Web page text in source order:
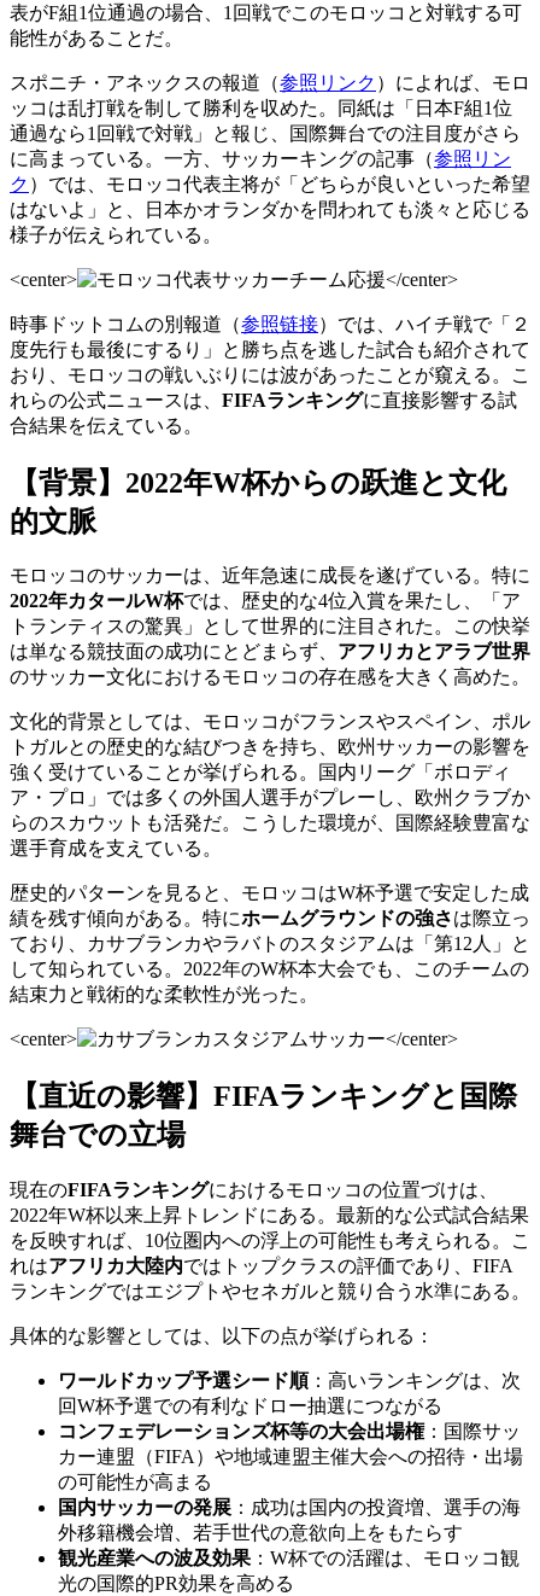
表がF組1位通過の場合、1回戦でこのモロッコと対戦する可
能性があることだ。
スポニチ・アネックスの報道（参照リンク ）によれば、モロ
ッコは乱打戦を制して勝利を収めた。同紙は「日本F組1位
通過なら1回戦で対戦」と報じ、国際舞台での注目度がさら
に高まっている。一方、サッカーキングの記事（参照リン
ク ）では、モロッコ代表主将が「どちらが良いといった希望
はないよ」と、日本かオランダかを問われても淡々と応じる
様子が伝えられている。
<center> </center>
時事ドットコムの別報道（参照链接）では、ハイチ戦で「２
度先行も最後にするり」と勝ち点を逃した試合も紹介されて
おり、モロッコの戦いぶりには波があったことが窺える。こ
れらの公式ニュースは、 FIFAランキングに直接影響する試
合結果を伝えている。
【背景】2022年W杯からの跃進と文化
的文脈
モロッコのサッカーは、近年急速に成長を遂げている。特に
2022年カタールW杯では、歴史的な4位入賞を果たし、「ア
トランティスの驚異」として世界的に注目された。この快挙
は単なる競技面の成功にとどまらず、 アフリカとアラブ世界
のサッカー文化におけるモロッコの存在感を大きく高めた。
文化的背景としては、モロッコがフランスやスペイン、ポル
トガルとの歴史的な結びつきを持ち、欧州サッカーの影響を
強く受けていることが挙げられる。国内リーグ「ボロディ
ア・プロ」では多くの外国人選手がプレーし、欧州クラブか
らのスカウットも活発だ。こうした環境が、国際経験豊富な
選手育成を支えている。
歴史的パターンを見ると、モロッコはW杯予選で安定した成
績を残す傾向がある。特にホームグラウンドの強さは際立っ
ており、カサブランカやラバトのスタジアムは「第12人」と
して知られている。2022年のW杯本大会でも、このチームの
結束力と戦術的な柔軟性が光った。
<center> </center>
【直近の影響】FIFAランキングと国際
舞台での立場
現在のFIFAランキングにおけるモロッコの位置づけは、
2022年W杯以来上昇トレンドにある。最新的な公式試合結果
を反映すれば、10位圏内への浮上の可能性も考えられる。こ
れはアフリカ大陸内ではトップクラスの評価であり、FIFA
ランキングではエジプトやセネガルと競り合う水準にある。
具体的な影響としては、以下の点が挙げられる：
ワールドカップ予選シード順：高いランキングは、次
回W杯予選での有利なドロー抽選につながる
コンフェデレーションズ杯等の大会出場権：国際サッ
カー連盟（FIFA）や地域連盟主催大会への招待・出場
の可能性が高まる
国内サッカーの発展 ：成功は国内の投資増、選手の海
外移籍機会増、若手世代の意欲向上をもたらす
観光産業への波及効果 ：W杯での活躍は、モロッコ観
光の国際的PR効果を高める